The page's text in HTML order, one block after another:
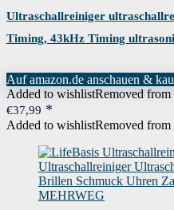
Ultraschallreiniger
Timing, 43kHz Timing
Auf amazon.de anschauen &
Added to wishlistRemoved
€37,99
Added to wishlistRemoved